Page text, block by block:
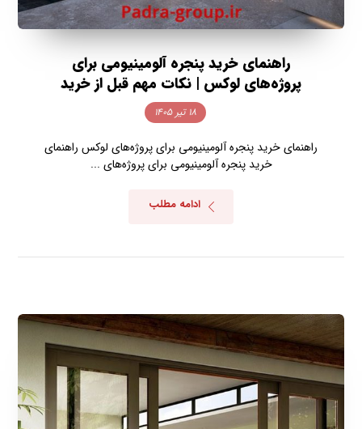
راهنمای خرید پنجره آلومینیومی برای
پروژه‌های لوکس | نکات مهم قبل از خرید
۱۸ تیر ۱۴۰۵
راهنمای خرید پنجره آلومینیومی برای پروژه‌های لوکس راهنمای
خرید پنجره آلومینیومی برای پروژه‌های ...
ادامه مطلب